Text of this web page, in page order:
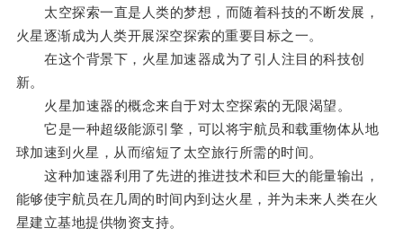
太空探索一直是人类的梦想，而随着科技的不断发展，
火星逐渐成为人类开展深空探索的重要目标之一。
在这个背景下，火星加速器成为了引人注目的科技创
新。
火星加速器的概念来自于对太空探索的无限渴望。
它是一种超级能源引擎，可以将宇航员和载重物体从地
球加速到火星，从而缩短了太空旅行所需的时间。
这种加速器利用了先进的推进技术和巨大的能量输出，
能够使宇航员在几周的时间内到达火星，并为未来人类在火
星建立基地提供物资支持。